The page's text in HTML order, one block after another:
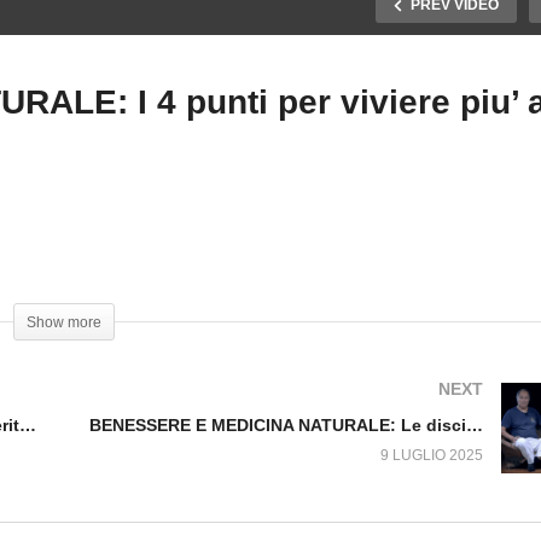
PREV VIDEO
I 4 punti per viviere piu’
Show more
BENESSERE E MEDICINA NATURALE: La verità sugli integratori di collagene
NEXT
BENESSERE E MEDICINA NATURALE: Le discipline bionaturali nel III millennio
9 LUGLIO 2025